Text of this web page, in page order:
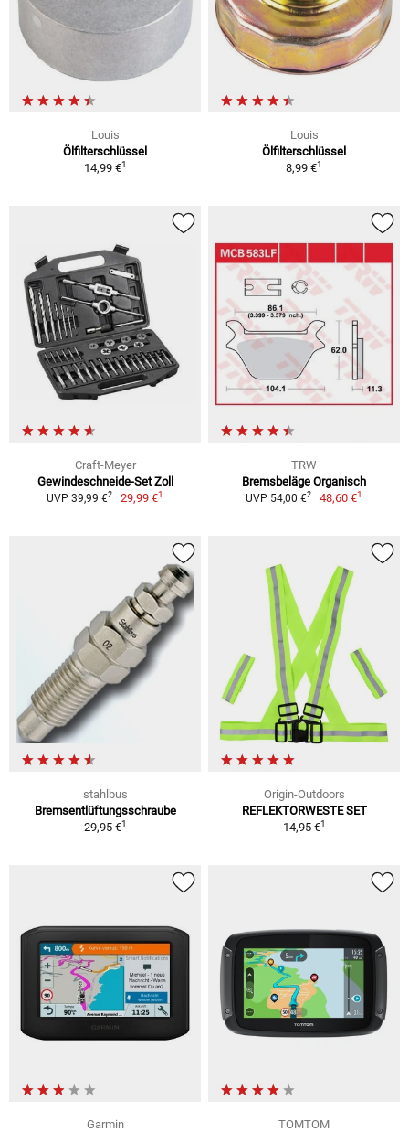
Louis
Ölfilterschlüssel
14,99 €1
Louis
Ölfilterschlüssel
8,99 €1
Craft-Meyer
Gewindeschneide-Set Zoll
UVP 39,99 €2 29,99 €1
TRW
Bremsbeläge Organisch
UVP 54,00 €2 48,60 €1
stahlbus
Bremsentlüftungsschraube
29,95 €1
Origin-Outdoors
REFLEKTORWESTE SET
14,95 €1
Garmin
TOMTOM